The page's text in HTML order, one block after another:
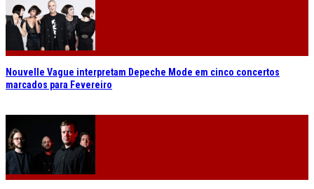
Nouvelle Vague interpretam Depeche Mode em cinco concertos
marcados para Fevereiro